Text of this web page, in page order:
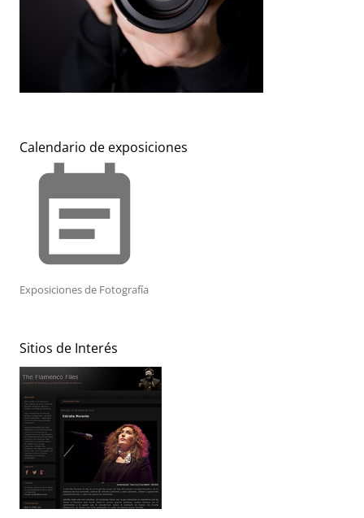
Calendario de exposiciones
event_note
Exposiciones de Fotografía
Sitios de Interés